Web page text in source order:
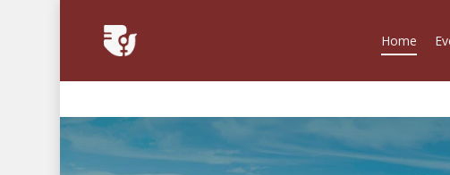
Home